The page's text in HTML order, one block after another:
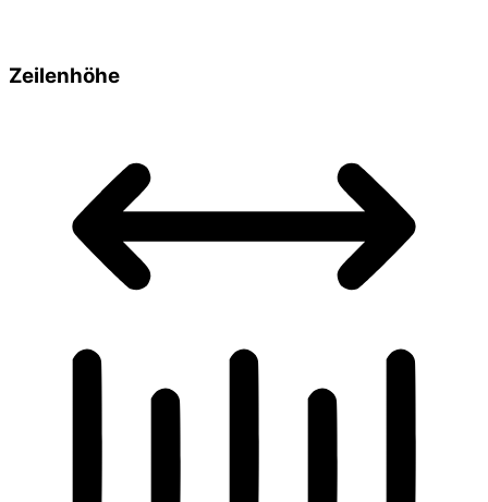
Zeilenhöhe